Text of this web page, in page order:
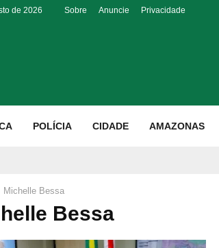
de 2026 Sobre Anuncie Privacidade
POLÍCIA CIDADE AMAZONAS
Michelle Bessa
Bessa